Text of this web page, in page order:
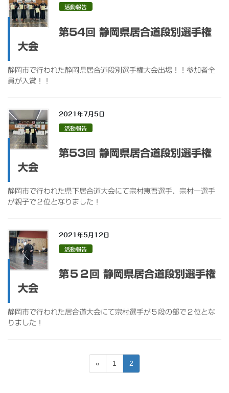
活動報告
第54回 静岡県居合道段別選手権
大会
静岡市で行われた静岡県居合道段別選手権大会出場！！参加者全
員が入賞！！
2021年7月5日
活動報告
第53回 静岡県居合道段別選手権
大会
静岡市で行われた県下居合道大会にて宗村恵吾選手、宗村一選手
が親子で２位となりました！
2021年5月12日
活動報告
第５２回 静岡県居合道段別選手権
大会
静岡市で行われた居合道大会にて宗村選手が５段の部で２位とな
りました！
«
ペ
ー
1
ペ
ー
2